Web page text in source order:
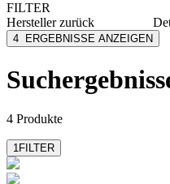
FILTER
Herstellerzurück
Narbutas
Steelcase
4 ERGEBNISSE ANZEIGEN
4 Produkte
1FILTER